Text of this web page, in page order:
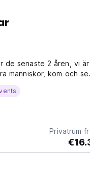
de senaste 2 åren, vi
människor, kom och se.
Privatrum